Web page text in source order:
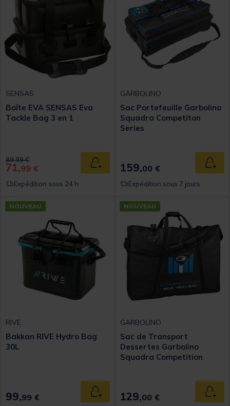
SENSAS
Boîte EVA SENSAS Eva
Tackle Bag 3 en 1
Price reduced from
89,99 €to
71,99 € Ajouter au panier
Expédition sous 24 h
GARBOLINO
Sac Portefeuille Garbolino
Squadra Competiton
Series
159,00 €
Expédition sous 7 jours
NOUVEAU
RIVE
Bakkan RIVE Hydro Bag
30L
99,99 € Ajouter au panier
NOUVEAU
GARBOLINO
Sac de Transport
Dessertes Garbolino
Squadra Competition
129,00 €